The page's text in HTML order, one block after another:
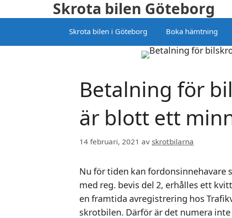
till
Skrota bilen Göteborg
Skrota bilen i Göteborg Boka hämtning
Betalning för
är blott ett
14 februari, 2021 av skrotbilarna
Nu för tiden kan fordonsinnehavare
med reg. bevis del 2, erhålles ett
en framtida avregistrering hos
skrotbilen. Därför är det numera